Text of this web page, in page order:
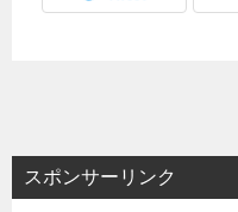
スポンサーリンク